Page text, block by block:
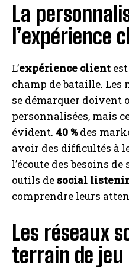
La
l’expérience
L’expérience client
champ de bataille.
se démarquer doivent
personnalisées, mais
évident. 40 %des
avoir des difficultés à
l’écoute des besoins
outils de social
comprendre leurs
Les réseaux
terrain de jeu